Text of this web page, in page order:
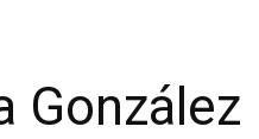
González